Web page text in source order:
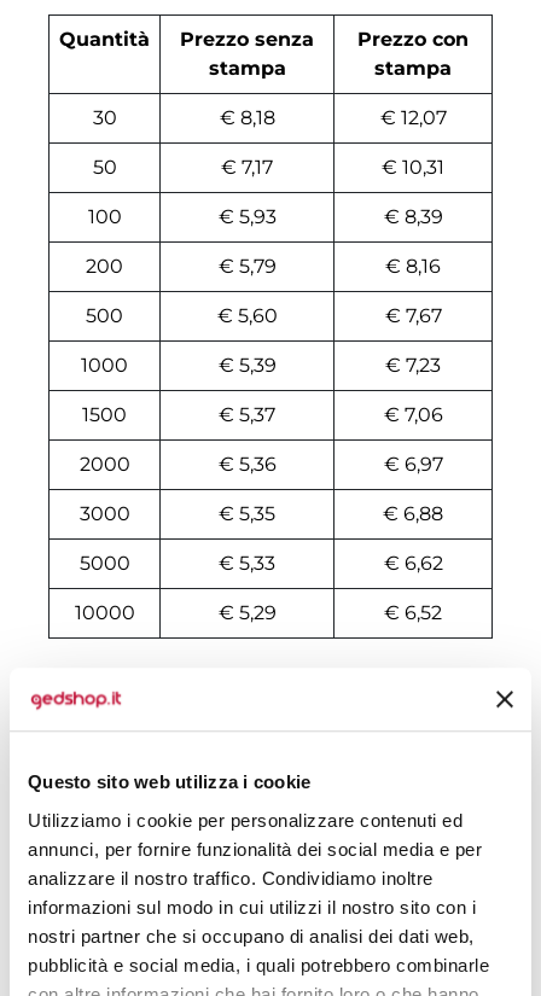
Questo sito web utilizza i cookie
Utilizziamo i cookie per personalizzare contenuti ed
annunci, per fornire funzionalità dei social media e per
analizzare il nostro traffico. Condividiamo inoltre
informazioni sul modo in cui utilizzi il nostro sito con i
nostri partner che si occupano di analisi dei dati web,
pubblicità e social media, i quali potrebbero combinarle
Quantità
Prezzo senza
stampa
Prezzo con
stampa
30 € 8,18 € 12,07
50 € 7,17 € 10,31
100 € 5,93 € 8,39
200 € 5,79 € 8,16
500 € 5,60 € 7,67
1000 € 5,39 € 7,23
1500 € 5,37 € 7,06
2000 € 5,36 € 6,97
3000 € 5,35 € 6,88
5000 € 5,33 € 6,62
10000 € 5,29 € 6,52
Tecniche di stampa
Prodotti alternativi